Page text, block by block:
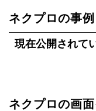
ネクプロの事例
現在公開されて
ネクプロの画